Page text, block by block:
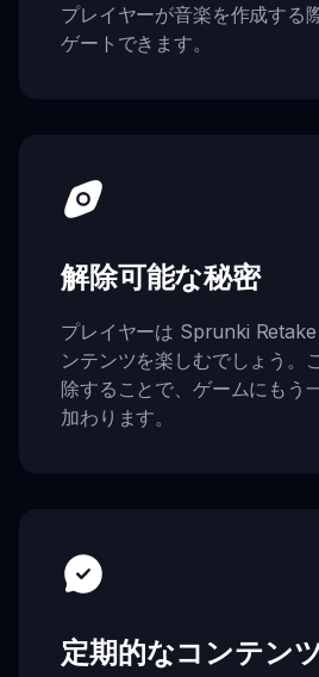
プレイヤーが音楽を作成する
ゲートできます。
解除可能な秘密
プレイヤーは Sprunki
ンテンツを楽しむでしょう。
除することで、ゲームにもう
加わります。
定期的なコンテン